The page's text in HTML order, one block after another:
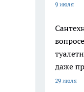
9 июля
даже
29 июля